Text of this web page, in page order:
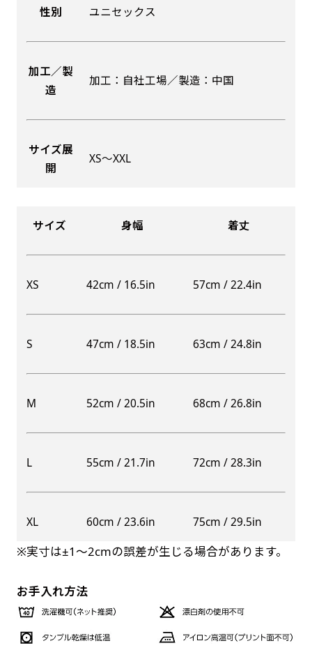
性別 ユニセックス
加工／製
造
加工：自社工場／製造：中国
サイズ展
開
XS〜XXL
サイズ 身幅 着丈
XS 42cm / 16.5in 57cm / 22.4in
S 47cm / 18.5in 63cm / 24.8in
M 52cm / 20.5in 68cm / 26.8in
L 55cm / 21.7in 72cm / 28.3in
XL 60cm / 23.6in 75cm / 29.5in
※実寸は±1〜2cmの誤差が生じる場合があります。
お手入れ方法
布A1ポスター(60x84)
のぼりだけでなく、ポスターも作れます。
のぼり旗と同じデザインで飾れば宣伝効果UP!
種のデザインを楽しむことができます。前からも
A面B面のデザイン変化を楽しんでお客様にアピ
自由入力(60x180以内)
お好みのサイズで縦幕・横幕の作成が可能です。
あんな場所こんな場所お好みのサイズでお好みの
幕の製作をお楽しみください
布A1ポスター(84x60)
のぼりだけでなく、ポスターも作れます。
のぼり旗と同じデザインで飾れば宣伝効果UP!
長辺が180cm以内、短辺が60cm以内であれば自
幕の製作をお楽しみください
レギュラーのれん
けて疑似的にのれんのような幕をつくります。お
レギュラーのれんスリムは横幕の上部にチチを5
か所つけて疑似的にのれんのような幕をつくりま
る場所でのぼり旗を使用する際に推奨されてい
ます。防炎加工によってのぼり旗が炎に触れても
燃えにくくなります。（燃えるというより溶け
るに近くなるイメージ）一般的な方法は、旗の
素材に特殊な化学薬品を使用して延焼を抑えま